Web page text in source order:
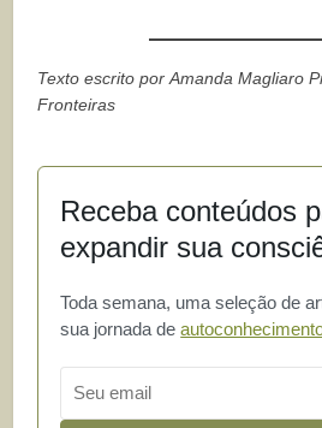
Texto escrito por Amanda Magliaro
Fronteiras
Receba conteúdos
expandir sua
Toda semana, uma seleção de
sua jornada de